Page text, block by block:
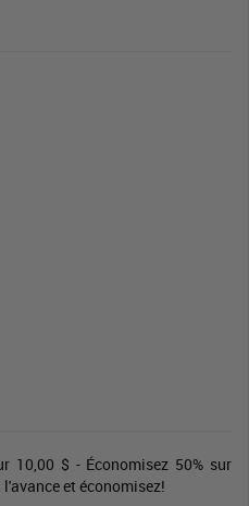
10,00 $ - Économisez 50% sur
et économisez!